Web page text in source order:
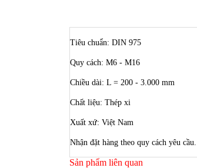
Tiêu chuẩn: DIN 975
Quy cách: M6 - M16
Chiều dài: L = 200 - 3.000 mm
Chất liệu: Thép xi
Xuất xứ: Việt Nam
Nhận đặt hàng theo quy cách yêu cầu.
Sản phẩm liên quan